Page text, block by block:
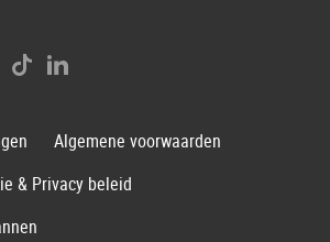
TiktokLinkedIn
Algemene voorwaarden
& Privacy beleid